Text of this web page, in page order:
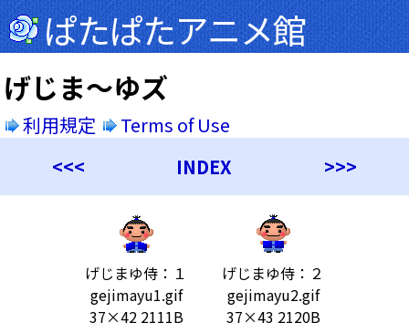
ぱたぱたアニメ館
げじま～ゆズ
利用規定
Terms of Use
<<<
INDEX >>>
げじまゆ侍：１
gejimayu1.gif
37×42 2111B
げじまゆ侍：２
gejimayu2.gif
37×43 2120B